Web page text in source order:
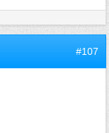
#107